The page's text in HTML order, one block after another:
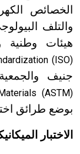
الخصائص
والتلف
هيئات وطنية
(ISO)
جنيف والجمعية
(ASTM)
بوضع طرائق
الاختبار